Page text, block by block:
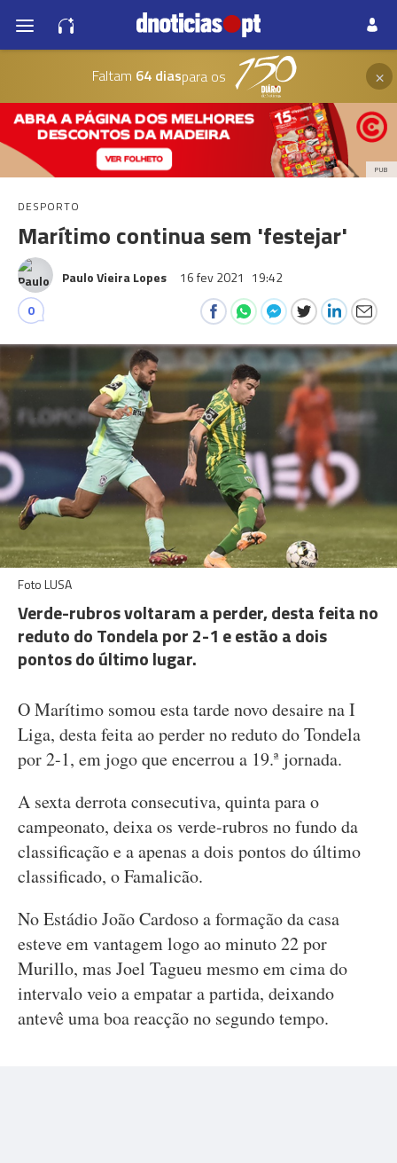
Faltam 64 diaspara os ×
PUB
DESPORTO
Marítimo continua sem 'festejar'
Paulo Vieira Lopes 16 fev 2021 19:42
0
Foto LUSA
Verde-rubros voltaram a perder, desta feita no
reduto do Tondela por 2-1 e estão a dois
pontos do último lugar.
O Marítimo somou esta tarde novo desaire na I
Liga, desta feita ao perder no reduto do Tondela
por 2-1, em jogo que encerrou a 19.ª jornada.
A sexta derrota consecutiva, quinta para o
campeonato, deixa os verde-rubros no fundo da
classificação e a apenas a dois pontos do último
classificado, o Famalicão.
No Estádio João Cardoso a formação da casa
esteve em vantagem logo ao minuto 22 por
Murillo, mas Joel Tagueu mesmo em cima do
intervalo veio a empatar a partida, deixando
antevê uma boa reacção no segundo tempo.